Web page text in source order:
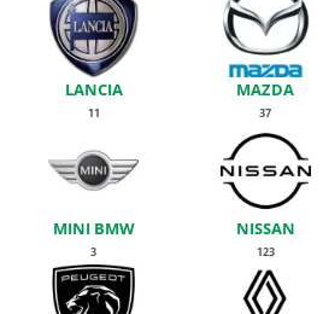
LANCIA
11
MAZDA
37
MINI BMW
3
NISSAN
123